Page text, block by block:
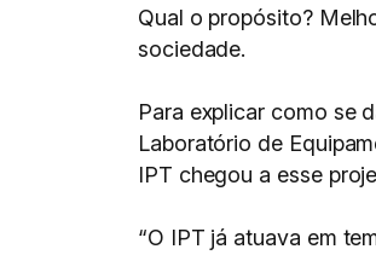
Qual o propósito?
sociedade.
Para explicar como se
Laboratório de
IPT chegou a esse
“O IPT já atuava em